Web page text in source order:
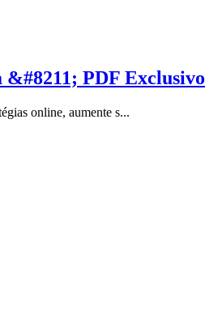
PDF Exclusivo
online, aumente s...